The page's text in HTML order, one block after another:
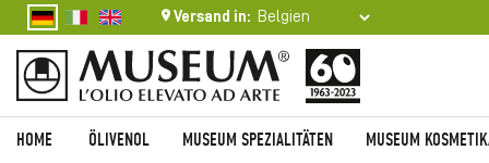
Versand in:
HOME ÖLIVENOL MUSEUM SPEZIALITÄTEN MUSEUM